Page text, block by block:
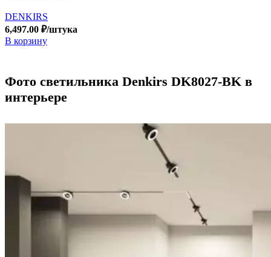
DENKIRS
6,497.00 ₽/штука
В корзину
Фото светильника Denkirs DK8027-BK в
интерьере